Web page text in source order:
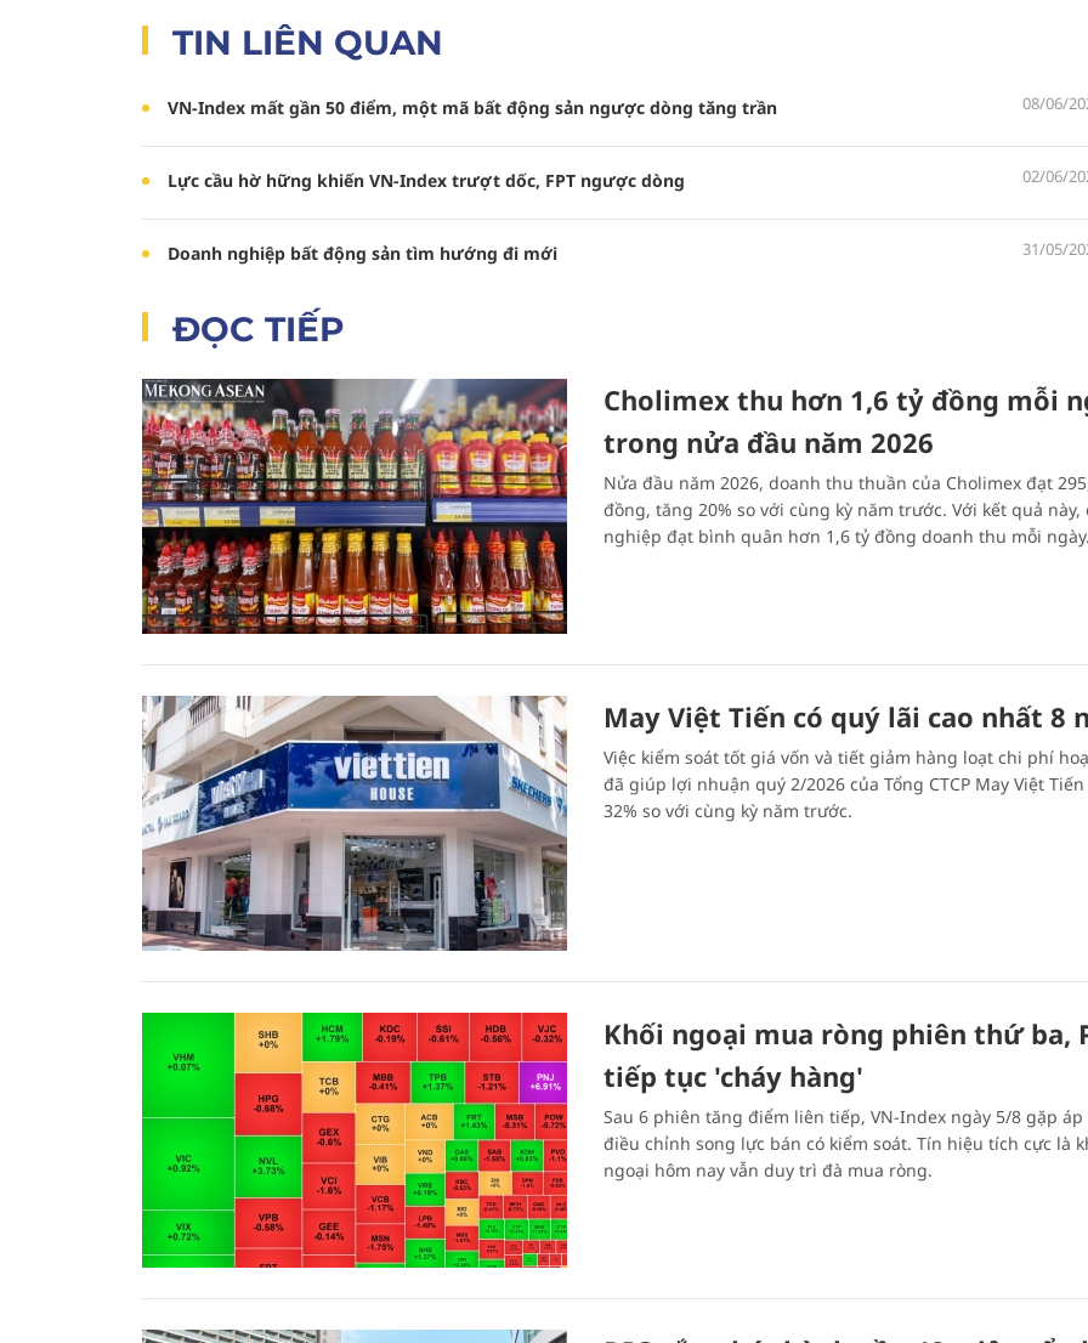
TIN LIÊN QUAN
VN-Index mất gần 50 điểm, một mã bất động sản ngược dòng tăng trần 08/06/
Lực cầu hờ hững khiến VN-Index trượt dốc, FPT ngược dòng 02/06/
Doanh nghiệp bất động sản tìm hướng đi mới 31/05/
ĐỌC TIẾP
Cholimex thu hơn 1,6 tỷ đồng mỗi
trong nửa đầu năm 2026
Nửa đầu năm 2026, doanh thu thuần của Cholimex đạt
đồng, tăng 20% so với cùng kỳ năm trước. Với kết quả này,
nghiệp đạt bình quân hơn 1,6 tỷ đồng doanh thu mỗi ngày.
May Việt Tiến có quý lãi cao nhất 8
Việc kiểm soát tốt giá vốn và tiết giảm hàng loạt chi phí
đã giúp lợi nhuận quý 2/2026 của Tổng CTCP May Việt
32% so với cùng kỳ năm trước.
Khối ngoại mua ròng phiên thứ ba,
tiếp tục 'cháy hàng'
Sau 6 phiên tăng điểm liên tiếp, VN-Index ngày 5/8 gặp áp
điều chỉnh song lực bán có kiểm soát. Tín hiệu tích cực là
ngoại hôm nay vẫn duy trì đà mua ròng.